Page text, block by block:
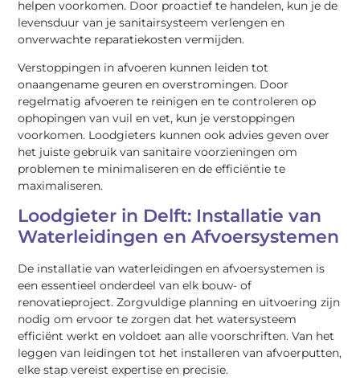
helpen voorkomen. Door proactief te handelen, kun je de
levensduur van je sanitairsysteem verlengen en
onverwachte reparatiekosten vermijden.
Verstoppingen in afvoeren kunnen leiden tot
onaangename geuren en overstromingen. Door
regelmatig afvoeren te reinigen en te controleren op
ophopingen van vuil en vet, kun je verstoppingen
voorkomen. Loodgieters kunnen ook advies geven over
het juiste gebruik van sanitaire voorzieningen om
problemen te minimaliseren en de efficiëntie te
maximaliseren.
Loodgieter in Delft: Installatie van
Waterleidingen en Afvoersystemen
De installatie van waterleidingen en afvoersystemen is
een essentieel onderdeel van elk bouw- of
renovatieproject. Zorgvuldige planning en uitvoering zijn
nodig om ervoor te zorgen dat het watersysteem
efficiënt werkt en voldoet aan alle voorschriften. Van het
leggen van leidingen tot het installeren van afvoerputten,
elke stap vereist expertise en precisie.